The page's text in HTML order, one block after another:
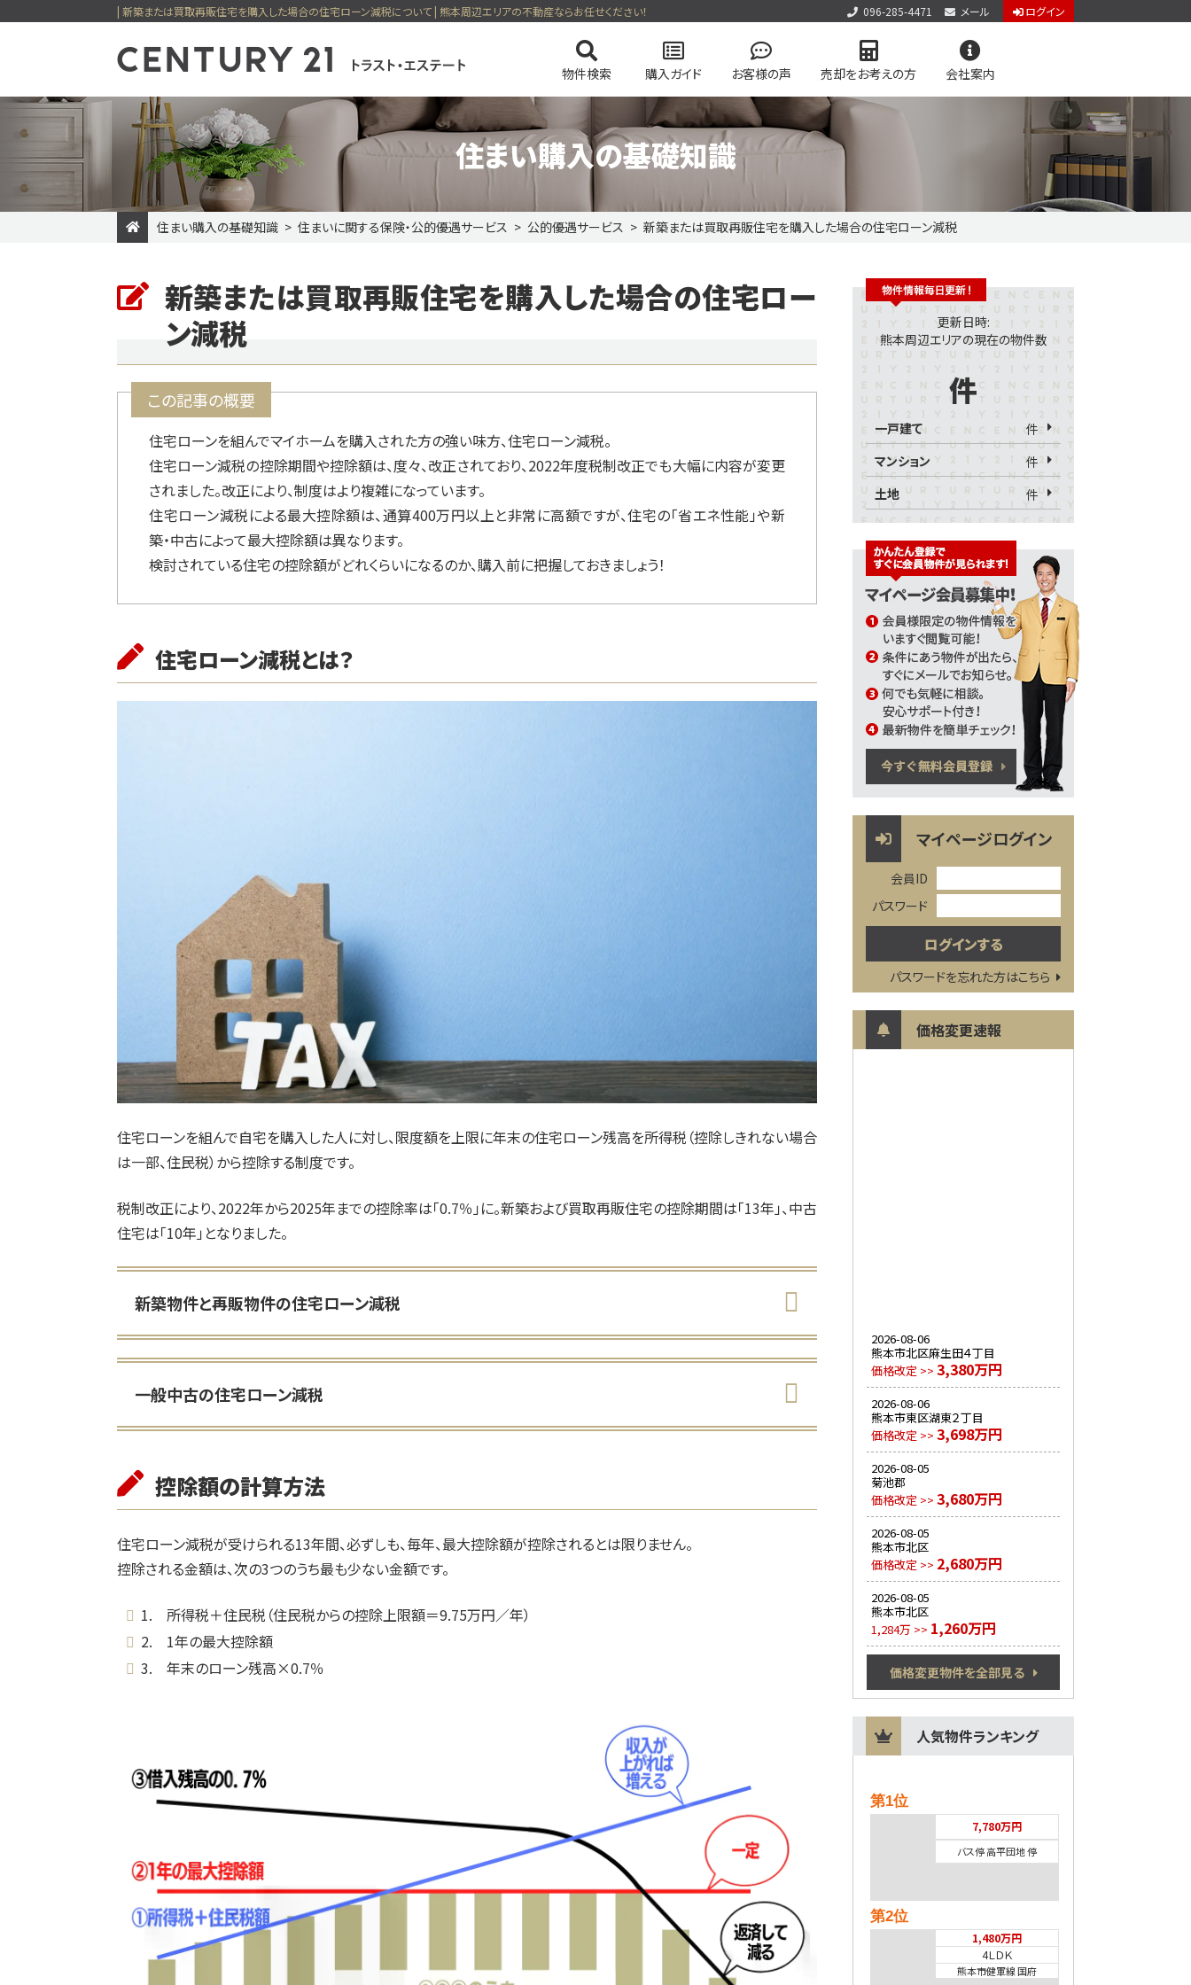
| 新築または買取再販住宅を購入した場合の住宅ローン減税について | 熊本周辺エリアの不動産ならお任せください！ 096-285-4471 メール ログイン
物件検索
新着物件 価格変更物件 今すぐ見られる一戸建て
今すぐ見られるマンション
今すぐ見られる土地
無料会員システム 会員ページログイン
購入ガイド お客様の声 売却をお考えの方 会社案内
センチュリー21
アクセス
個人情報保護方針
サイトマップ
住まい購入の基礎知識
住まい購入の基礎知識 住まいに関する保険・公的優遇サービス 公的優遇サービス 新築または買取再販住宅を購入した場合の住宅ローン減税
新築または買取再販住宅を購入した場合の住宅ロー
ン減税
この記事の概要
住宅ローンを組んでマイホームを購入された方の強い味方、住宅ローン減税。
住宅ローン減税の控除期間や控除額は、度々、改正されており、2022年度税制改正でも大幅に内容が変更
されました。改正により、制度はより複雑になっています。
住宅ローン減税による最大控除額は、通算400万円以上と非常に高額ですが、住宅の「省エネ性能」や新
築・中古によって最大控除額は異なります。
検討されている住宅の控除額がどれくらいになるのか、購入前に把握しておきましょう！
住宅ローン減税とは？
住宅ローンを組んで自宅を購入した人に対し、限度額を上限に年末の住宅ローン残高を所得税（控除しきれない場合
は一部、住民税）から控除する制度です。
税制改正により、2022年から2025年までの控除率は「0.7％」に。新築および買取再販住宅の控除期間は「13年」、中古
住宅は「10年」となりました。
新築物件と再販物件の住宅ローン減税
一般中古の住宅ローン減税
控除額の計算方法
住宅ローン減税が受けられる13年間、必ずしも、毎年、最大控除額が控除されるとは限りません。
控除される金額は、次の3つのうち最も少ない金額です。
1. 所得税＋住民税（住民税からの控除上限額＝9.75万円／年）
2. 1年の最大控除額
3. 年末のローン残高×0.7％
更新日時:
熊本周辺エリアの現在の物件数
件
一戸建て
件
マンション
件
土地
件
マイページログイン
会員ID
パスワード
パスワードを忘れた方はこちら
価格変更速報
2026-08-06
熊本市北区麻生田４丁目
価格改定 >> 3,380万円
2026-08-06
熊本市東区湖東２丁目
価格改定 >> 3,698万円
2026-08-05
菊池郡
価格改定 >> 3,680万円
2026-08-05
熊本市北区
価格改定 >> 2,680万円
2026-08-05
熊本市北区
1,284万 >> 1,260万円
価格変更物件を全部見る
人気物件ランキング
第1位
7,780万円
バス停 高平団地 停
第2位
1,480万円
4ＬＤＫ
熊本市健軍線 国府